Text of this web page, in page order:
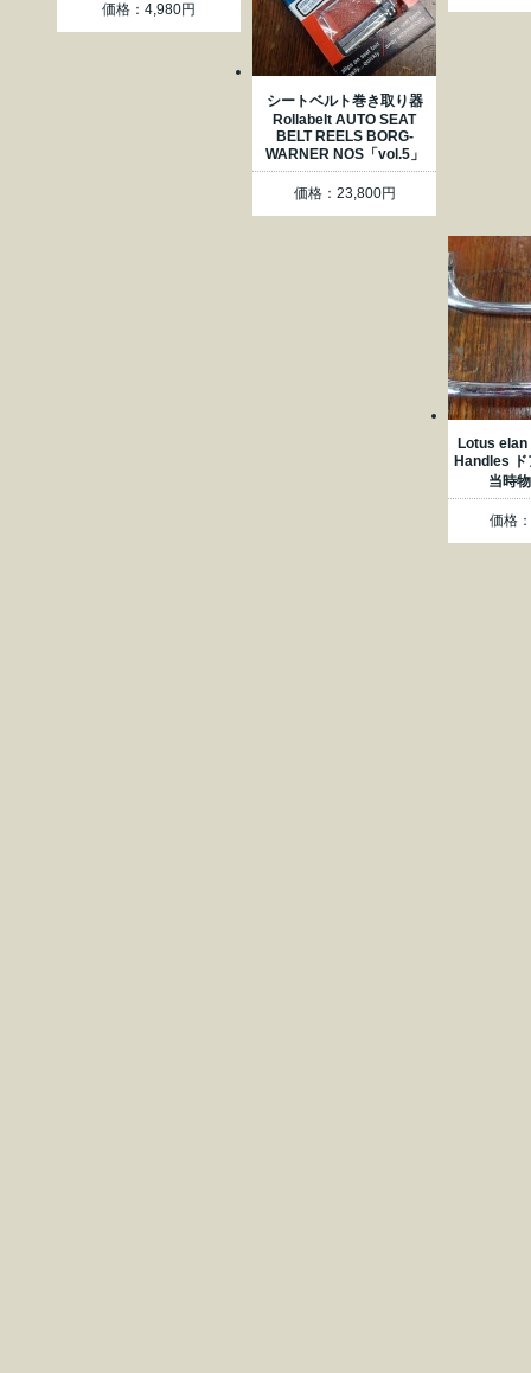
価格：4,980円
シートベルト巻き取り器
Rollabelt AUTO SEAT
BELT REELS BORG-
WARNER NOS「vol.5」
価格：23,800円
Lotus
Handles ド
当時
価格